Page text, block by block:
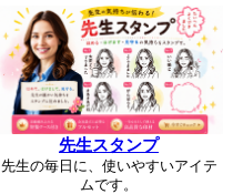
先生スタンプ
先生の毎日に、使いやすいアイテ
ムです。